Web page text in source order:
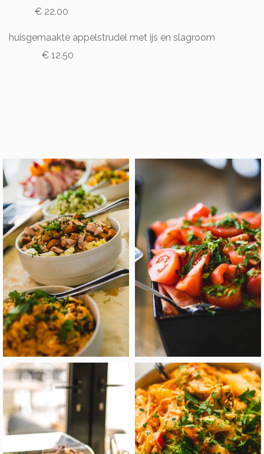
€ 22.00
huisgemaakte appelstrudel met ijs en slagroom
€ 12.50